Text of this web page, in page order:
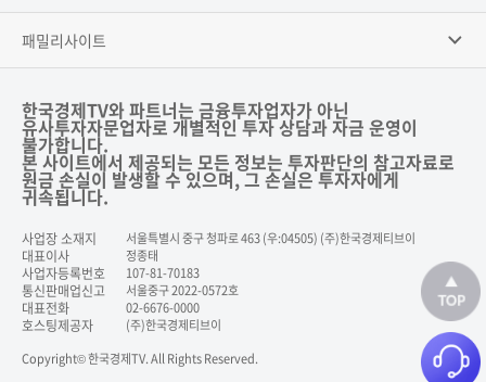
패밀리사이트
한국경제TV와 파트너는 금융투자업자가 아닌
유사투자자문업자로 개별적인 투자 상담과 자금 운영이
불가합니다.
본 사이트에서 제공되는 모든 정보는 투자판단의 참고자료로
원금 손실이 발생할 수 있으며, 그 손실은 투자자에게
귀속됩니다.
사업장 소재지 서울특별시 중구 청파로 463 (우:04505) (주)한국경제티브이
대표이사 정종태
사업자등록번호 107-81-70183
통신판매업신고 서울중구 2022-0572호
대표전화 02-6676-0000
호스팅제공자
(주)한국경제티브이
Copyright© 한국경제TV. All Rights Reserved.